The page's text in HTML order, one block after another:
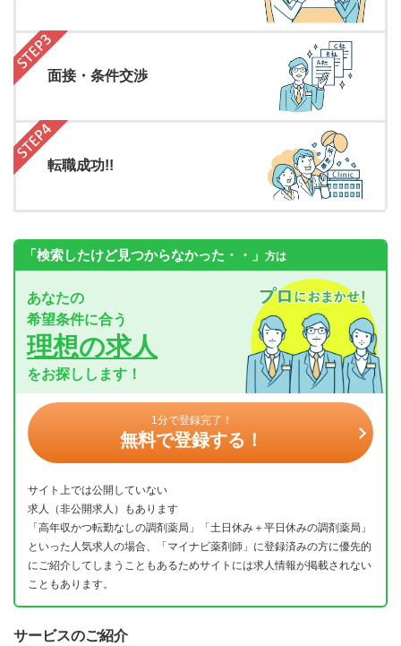
面接・条件交渉
転職成功!!
「検索したけど見つからなかった・・」 方は
あなたの
希望条件に合う
理想の求人
をお探しします！
1分で登録完了！
無料で登録する！
サイト上では公開していない
求人（非公開求人）もあります
「高年収かつ転勤なしの調剤薬局」「土日休み＋平日休みの調剤薬局」
といった人気求人の場合、「マイナビ薬剤師」に登録済みの方に優先的
にご紹介してしまうこともあるためサイトには求人情報が掲載されない
こともあります。
サービスのご紹介